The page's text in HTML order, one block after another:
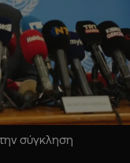
σύγκληση